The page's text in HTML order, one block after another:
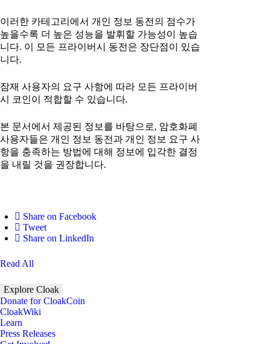
이러한 카테고리에서 개인 정보 동전의 점수가
높을수록 더 높은 성능을 발휘할 가능성이 높습
니다. 이 모든 프라이버시 동전은 장단점이 있습
니다.
잠재 사용자의 요구 사항에 따라 모든 프라이버
시 코인이 적합할 수 있습니다.
본 문서에서 제공된 정보를 바탕으로, 암호화폐
사용자들은 개인 정보 동전과 개인 정보 요구 사
항을 충족하는 방법에 대해 정보에 입각한 결정
을 내릴 것을 권장합니다.
Share on Facebook
Tweet
Share on LinkedIn
Read All
Explore Cloak
Donate for CloakCoin
CloakWiki
Learn
Press Releases